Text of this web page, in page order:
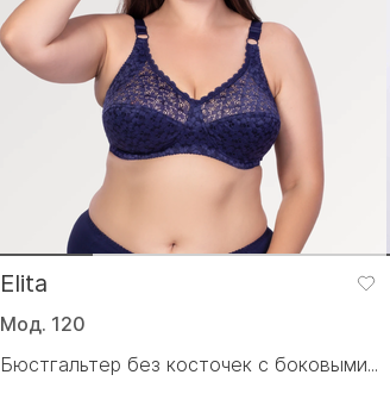
Elita
Мод. 120
Бюстгальтер без косточек с боковыми...